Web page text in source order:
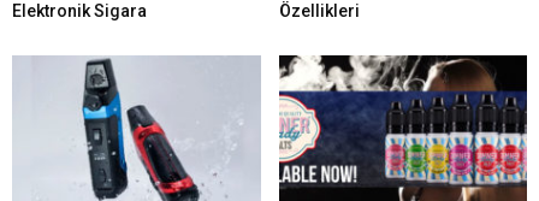
Elektronik Sigara
Özellikleri